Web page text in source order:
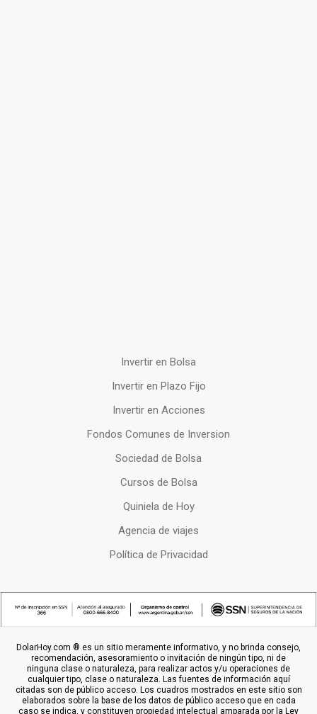
Invertir en Bolsa
Invertir en Plazo Fijo
Invertir en Acciones
Fondos Comunes de Inversion
Sociedad de Bolsa
Cursos de Bolsa
Quiniela de Hoy
Agencia de viajes
Política de Privacidad
DolarHoy.com ® es un sitio meramente informativo, y no brinda consejo,
recomendación, asesoramiento o invitación de ningún tipo, ni de
ninguna clase o naturaleza, para realizar actos y/u operaciones de
cualquier tipo, clase o naturaleza. Las fuentes de información aquí
citadas son de público acceso. Los cuadros mostrados en este sitio son
elaborados sobre la base de los datos de público acceso que en cada
caso se indica, y constituyen propiedad intelectual amparada por la Ley